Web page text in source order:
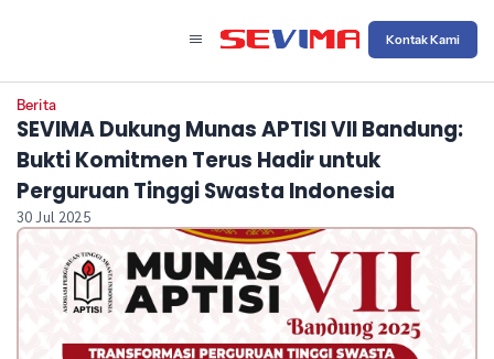
Kontak Kami
Berita
SEVIMA Dukung Munas APTISI VII Bandung:
Bukti Komitmen Terus Hadir untuk
Perguruan Tinggi Swasta Indonesia
30 Jul 2025